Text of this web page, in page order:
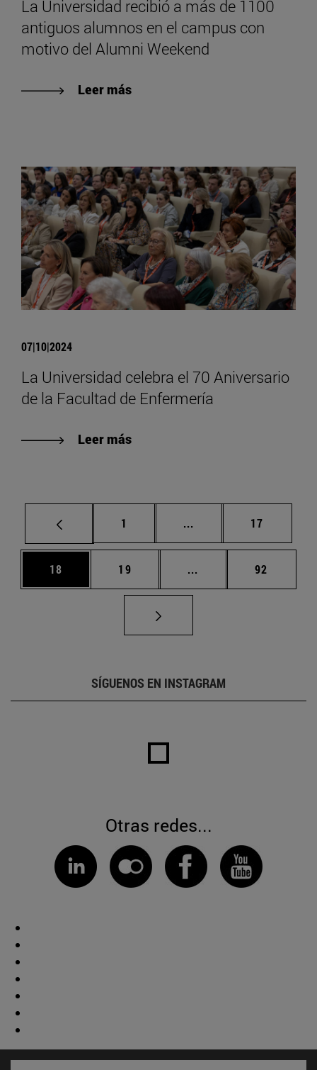
La Universidad recibió a más de 1100
antiguos alumnos en el campus con
motivo del Alumni Weekend
Leer más
07|10|2024
La Universidad celebra el 70 Aniversario
de la Facultad de Enfermería
Leer más
Página
1 ... Páginas intermedias
Página
17
Página
18 Página
19 ... Páginas intermedias
Página
92
SÍGUENOS EN INSTAGRAM
Otras redes...